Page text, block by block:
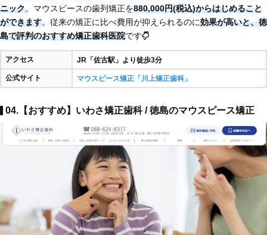
ニック。マウスピースの歯列矯正を880,000円(税込)からはじめること
ができます。従来の矯正に比べ費用が抑えられるのに効果が高いと、徳
島で評判のおすすめ矯正歯科医院です
アクセス JR「佐古駅」より徒歩3分
公式サイト マウスピース矯正「川上矯正歯科」
04.【おすすめ】いわさ矯正歯科 / 徳島のマウスピース矯正